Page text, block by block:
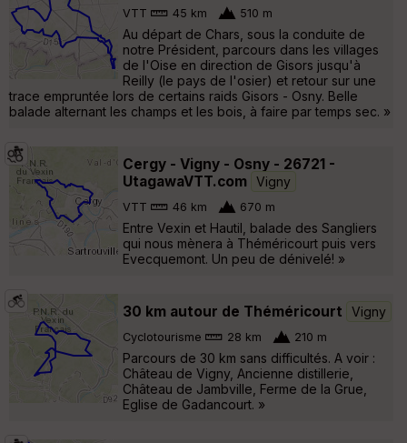
VTT 45 km 510 m
Au départ de Chars, sous la conduite de
notre Président, parcours dans les villages
de l'Oise en direction de Gisors jusqu'à
Reilly (le pays de l'osier) et retour sur une
trace empruntée lors de certains raids Gisors - Osny. Belle
balade alternant les champs et les bois, à faire par temps sec. »
Cergy - Vigny - Osny - 26721 -
UtagawaVTT.com
Vigny
VTT 46 km 670 m
Entre Vexin et Hautil, balade des Sangliers
qui nous mènera à Théméricourt puis vers
Evecquemont. Un peu de dénivelé! »
30 km autour de Théméricourt Vigny
Cyclotourisme 28 km 210 m
Parcours de 30 km sans difficultés. A voir :
Château de Vigny, Ancienne distillerie,
Château de Jambville, Ferme de la Grue,
Eglise de Gadancourt. »